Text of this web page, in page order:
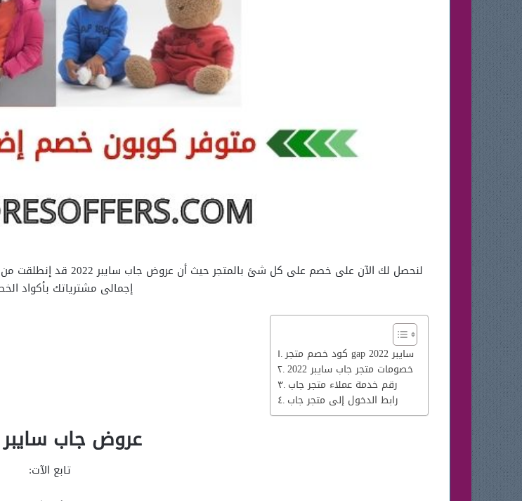
لنحصل لك الآن على خصم
إجمالى مشترياتك بأكواد
كود خصم متجر gap سايبر 2022
خصومات متجر جاب سايبر 2022
رقم خدمة عملاء متجر جاب
رابط الدخول إلى متجر جاب
عروض جاب سايبر 2022
تابع الآت: